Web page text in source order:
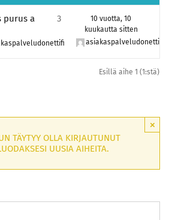
purus a
3
10 vuotta, 10
kuukautta sitten
asiakaspalveludonettifi
Esillä aihe 1 (1:stä)
×
TÄYTYY OLLA KIRJAUTUNUT
UUSIA AIHEITA.